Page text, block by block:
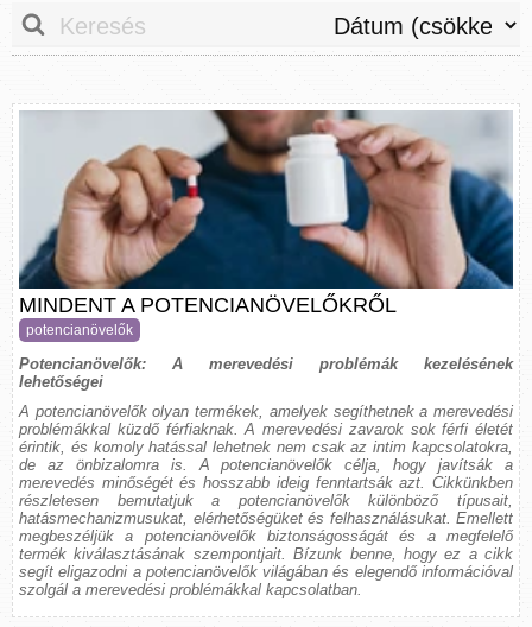
MINDENT A POTENCIANÖVELŐKRŐL
potencianövelők
Potencianövelők: A merevedési problémák kezelésének
lehetőségei
A potencianövelők olyan termékek, amelyek segíthetnek a merevedési
problémákkal küzdő férfiaknak. A merevedési zavarok sok férfi életét
érintik, és komoly hatással lehetnek nem csak az intim kapcsolatokra,
de az önbizalomra is. A potencianövelők célja, hogy javítsák a
merevedés minőségét és hosszabb ideig fenntartsák azt. Cikkünkben
részletesen bemutatjuk a potencianövelők különböző típusait,
hatásmechanizmusukat, elérhetőségüket és felhasználásukat. Emellett
megbeszéljük a potencianövelők biztonságosságát és a megfelelő
termék kiválasztásának szempontjait. Bízunk benne, hogy ez a cikk
segít eligazodni a potencianövelők világában és elegendő információval
szolgál a merevedési problémákkal kapcsolatban.